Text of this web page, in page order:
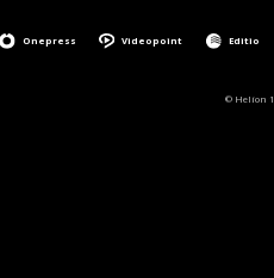
Onepress Videopoint Editio
© Helion